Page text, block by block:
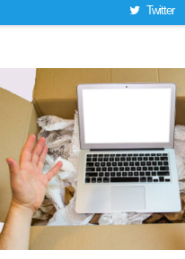
Twitter